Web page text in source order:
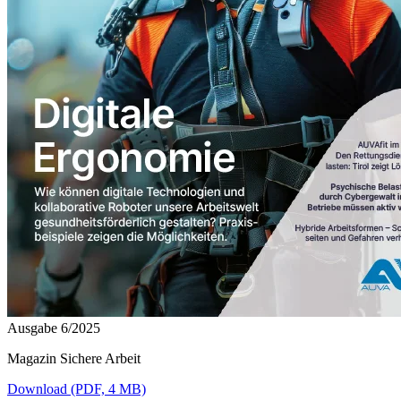
Ausgabe 6/2025
Magazin Sichere Arbeit
Download (PDF, 4 MB)